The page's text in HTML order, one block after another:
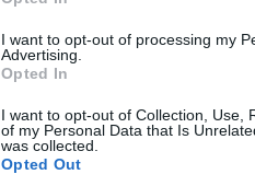
I want to opt-out of processing my
Advertising.
Opted In
I want to opt-out of Collection, Use,
of my Personal Data that Is
was collected.
Opted Out